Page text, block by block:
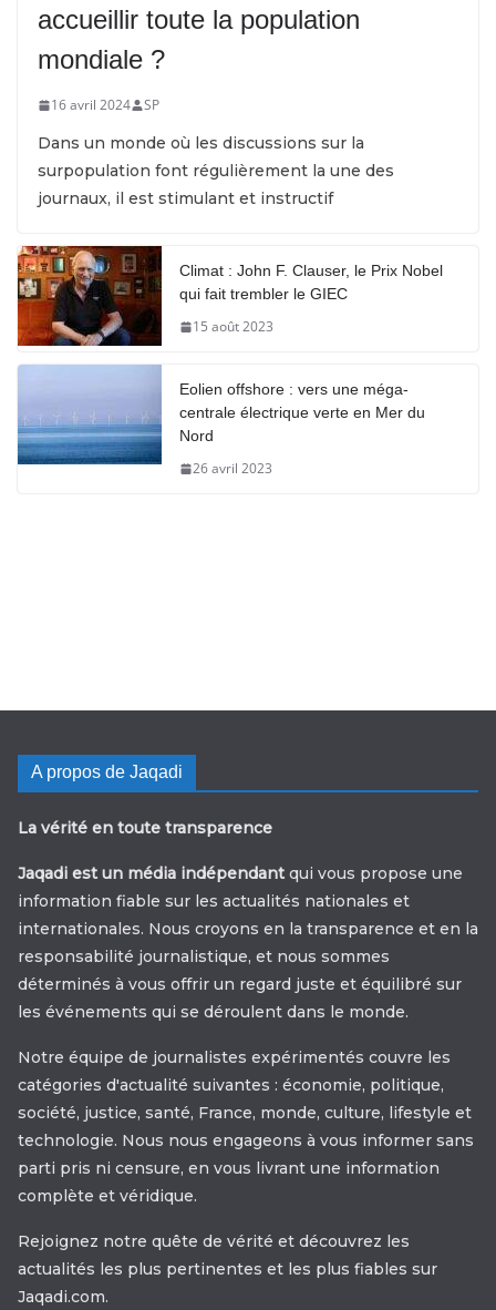
accueillir toute la population
mondiale ?
16 avril 2024 SP
Dans un monde où les discussions sur la
surpopulation font régulièrement la une des
journaux, il est stimulant et instructif
Climat : John F. Clauser, le Prix Nobel
qui fait trembler le GIEC
15 août 2023
Eolien offshore : vers une méga-
centrale électrique verte en Mer du
Nord
26 avril 2023
A propos de Jaqadi
La vérité en toute transparence
Jaqadi est un média indépendant qui vous propose une
information fiable sur les actualités nationales et
internationales. Nous croyons en la transparence et en la
responsabilité journalistique, et nous sommes
déterminés à vous offrir un regard juste et équilibré sur
les événements qui se déroulent dans le monde.
Notre équipe de journalistes expérimentés couvre les
catégories d'actualité suivantes : économie, politique,
société, justice, santé, France, monde, culture, lifestyle et
technologie. Nous nous engageons à vous informer sans
parti pris ni censure, en vous livrant une information
complète et véridique.
Rejoignez notre quête de vérité et découvrez les
actualités les plus pertinentes et les plus fiables sur
Jaqadi.com.